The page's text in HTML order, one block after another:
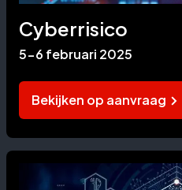
Cyberrisico
5-6 februari 2025
Bekijken op aanvraag